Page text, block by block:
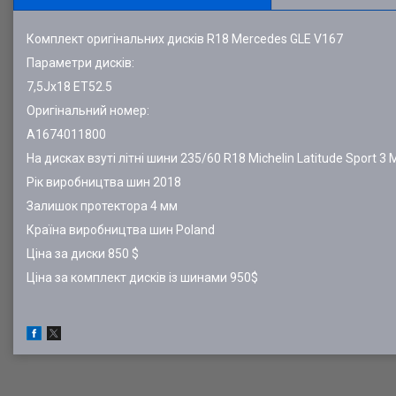
Комплект оригінальних дисків R18 Mercedes GLE V167
Параметри дисків:
7,5Jx18 ET52.5
Оригінальний номер:
A1674011800
На дисках взуті літні шини 235/60 R18 Michelin Latitude Sport 3
Рік виробництва шин 2018
Залишок протектора 4 мм
Країна виробництва шин Poland
Ціна за диски 850 $
Ціна за комплект дисків із шинами 950$